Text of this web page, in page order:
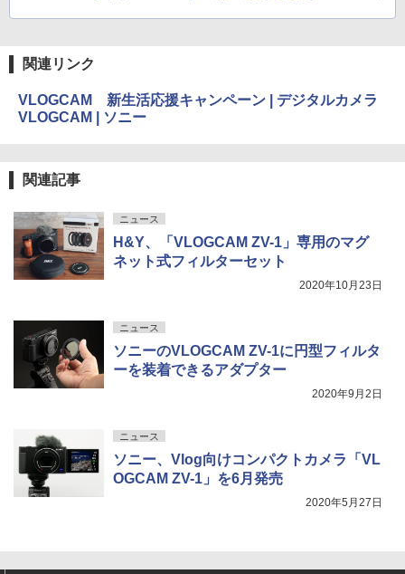
関連リンク
VLOGCAM 新生活応援キャンペーン | デジタルカメラ
VLOGCAM | ソニー
関連記事
ニュース
H&Y、「VLOGCAM ZV-1」専用のマグ
ネット式フィルターセット
2020年10月23日
ニュース
ソニーのVLOGCAM ZV-1に円型フィルタ
ーを装着できるアダプター
2020年9月2日
ニュース
ソニー、Vlog向けコンパクトカメラ「VL
OGCAM ZV-1」を6月発売
2020年5月27日